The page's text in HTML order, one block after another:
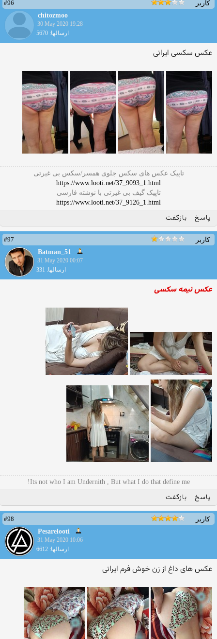
کاربر
#96
chitozmoo
30 May 2020 19:28
ارسالها: 5670
عکس سکسی ایرانی
تاپیک عکس های سکس جلوی همسر/سکس بی غیرتی
https://www.looti.net/37_9093_1.html
تاپیک گیف بی غیرتی با نوشته فارسی
https://www.looti.net/37_9126_1.html
پاسخ بازگفت
کاربر
#97
Batman_51
31 May 2020 00:07
ارسالها: 331
عکس نیمه سکسی
Its not who I am Undernith , But what I do that define me!
پاسخ بازگفت
کاربر
#98
Pesarelooti
31 May 2020 10:06
ارسالها: 6612
عکس های داغ از زن خوش فرم ایرانی